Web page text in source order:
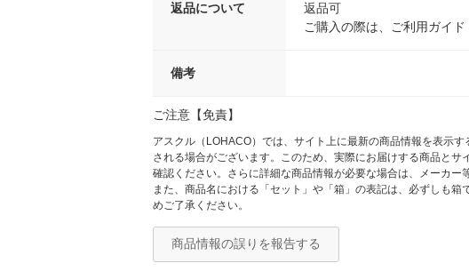
返品について
返品可
ご購入の際は、ご利用ガイ
備考
ご注意【免責】
アスクル（LOHACO）では、サイト上に最新の商品情報を表示
される場合がございます。このため、実際にお届けする商品と
確認ください。さらに詳細な商品情報が必要な場合は、メーカー
また、商品名における「セット」や「箱」の表記は、必ずしも
めご了承ください。
商品情報の誤りを報告する